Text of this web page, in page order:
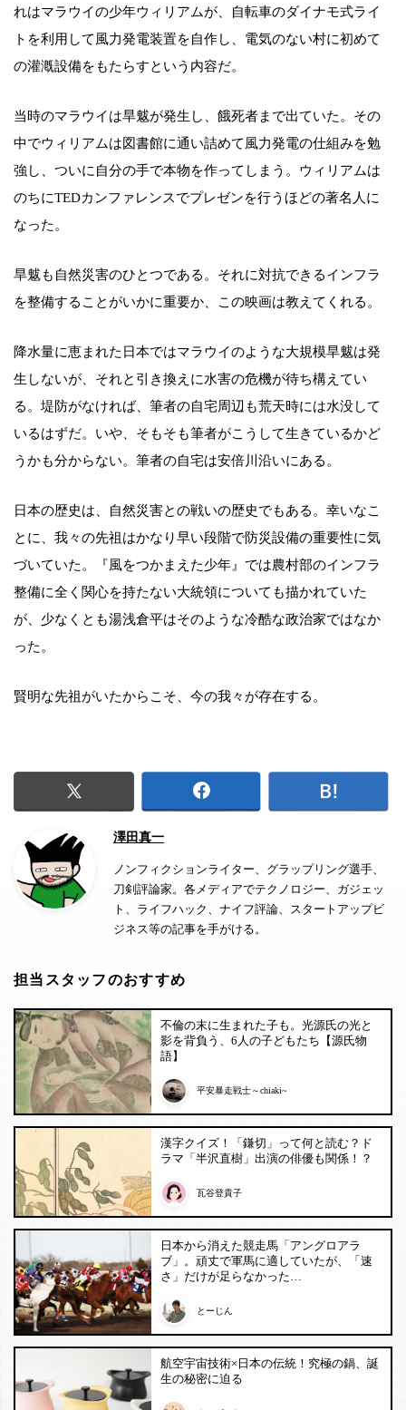
れはマラウイの少年ウィリアムが、自転車のダイナモ式ライ
トを利用して風力発電装置を自作し、電気のない村に初めて
の灌漑設備をもたらすという内容だ。
当時のマラウイは旱魃が発生し、餓死者まで出ていた。その
中でウィリアムは図書館に通い詰めて風力発電の仕組みを勉
強し、ついに自分の手で本物を作ってしまう。ウィリアムは
のちにTEDカンファレンスでプレゼンを行うほどの著名人に
なった。
旱魃も自然災害のひとつである。それに対抗できるインフラ
を整備することがいかに重要か、この映画は教えてくれる。
降水量に恵まれた日本ではマラウイのような大規模旱魃は発
生しないが、それと引き換えに水害の危機が待ち構えてい
る。堤防がなければ、筆者の自宅周辺も荒天時には水没して
いるはずだ。いや、そもそも筆者がこうして生きているかど
うかも分からない。筆者の自宅は安倍川沿いにある。
日本の歴史は、自然災害との戦いの歴史でもある。幸いなこ
とに、我々の先祖はかなり早い段階で防災設備の重要性に気
づいていた。『風をつかまえた少年』では農村部のインフラ
整備に全く関心を持たない大統領についても描かれていた
が、少なくとも湯浅倉平はそのような冷酷な政治家ではなか
った。
賢明な先祖がいたからこそ、今の我々が存在する。
澤田真一
ノンフィクションライター、グラップリング選手、
刀剣評論家。各メディアでテクノロジー、ガジェッ
ト、ライフハック、ナイフ評論、スタートアップビ
ジネス等の記事を手がける。
担当スタッフのおすすめ
不倫の末に生まれた子も。光源氏の光と
影を背負う、6人の子どもたち【源氏物
語】
平安暴走戦士～chiaki~
漢字クイズ！「鎌切」って何と読む？ド
ラマ「半沢直樹」出演の俳優も関係！？
瓦谷登貴子
日本から消えた競走馬「アングロアラ
ブ」。頑丈で軍馬に適していたが、「速
さ」だけが足らなかった…
とーじん
航空宇宙技術×日本の伝統！究極の鍋、誕
生の秘密に迫る